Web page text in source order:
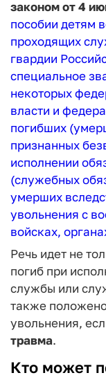
законом от 4
пособии детям
проходящих
гвардии
специальное
некоторых
власти и
погибших
признанных
исполнении
(служебных
умерших
увольнения с
войсках,
Речь идет не
погиб при
службы или
также
увольнения,
травма.
Кто может